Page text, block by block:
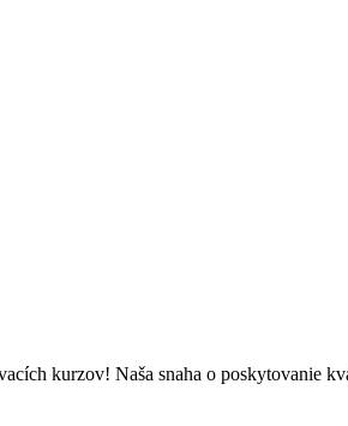
kurzov! Naša snaha o poskytovanie